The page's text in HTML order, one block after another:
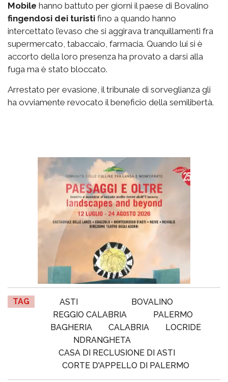
Mobile hanno battuto per giorni il paese di Bovalino
fingendosi dei turisti fino a quando hanno
intercettato l’evaso che si aggirava tranquillamenti fra
supermercato, tabaccaio, farmacia. Quando lui si è
accorto della loro presenza ha provato a darsi alla
fuga ma è stato bloccato.
Arrestato per evasione, il tribunale di sorveglianza gli
ha ovviamente revocato il beneficio della semilibertà.
TAG ASTI
BOVALINO
REGGIO CALABRIA
PALERMO
BAGHERIA
CALABRIA
LOCRIDE
NDRANGHETA
CASA DI RECLUSIONE DI ASTI
CORTE D'APPELLO DI PALERMO